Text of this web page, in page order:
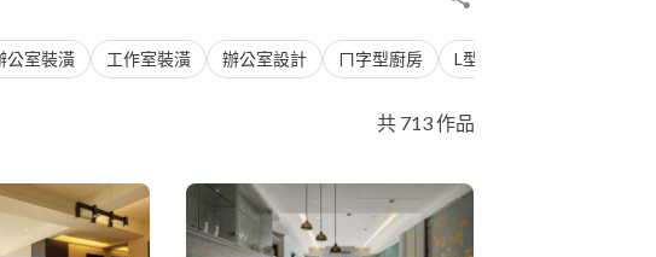
公室裝潢 工作室裝潢 辦公室設計 ㄇ字型廚房 L型廚房
共 713 作品